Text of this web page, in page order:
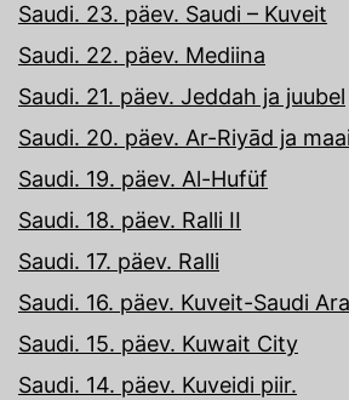
Saudi. 23. päev. Saudi – Kuveit
Saudi. 22. päev. Mediina
Saudi. 21. päev. Jeddah ja juubel
Saudi. 20. päev. Ar-Riyād ja
Saudi. 19. päev. Al-Hufüf
Saudi. 18. päev. Ralli II
Saudi. 17. päev. Ralli
Saudi. 16. päev. Kuveit-Saudi
Saudi. 15. päev. Kuwait City
Saudi. 14. päev. Kuveidi piir.